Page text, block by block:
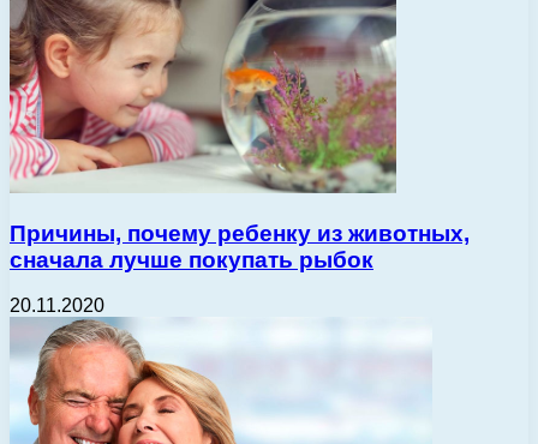
Причины, почему ребенку из животных,
сначала лучше покупать рыбок
20.11.2020